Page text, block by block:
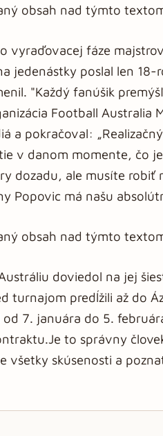
obsah nad týmto
vyraďovacej fáze
jedenástky poslal len 18-
"Každý fanúšik
Football Australia
a pokračoval:
v danom momente, čo
dozadu, ale musíte robiť
Popovic má našu
obsah nad týmto
doviedol na jej
turnajom predĺžili až do
7. januára do 5.
to správny
všetky skúsenosti a